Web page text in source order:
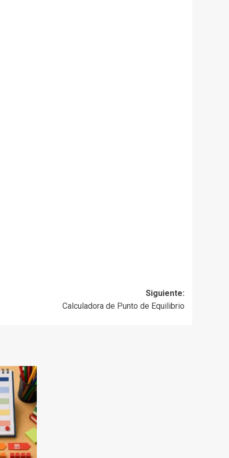
Siguiente:
Calculadora de Punto de Equilibrio